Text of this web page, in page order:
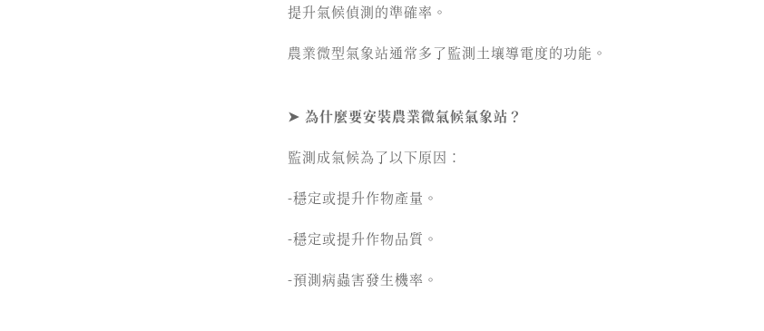
提升氣候偵測的準確率。
農業微型氣象站通常多了監測土壤導電度的功能。
➤ 為什麼要安裝農業微氣候氣象站？
監測成氣候為了以下原因：
-穩定或提升作物產量。
-穩定或提升作物品質。
-預測病蟲害發生機率。